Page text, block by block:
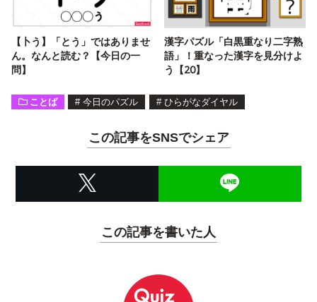
【卜う】「とう」ではありませ
ん。なんと読む？【今日の一
問】
漢字パズル「白黒重なり二字熟
語」！重なった漢字を見分けよ
う【20】
ことば # 今日のパズル # ひらがなダイヤル
この記事をSNSでシェア
この記事を書いた人